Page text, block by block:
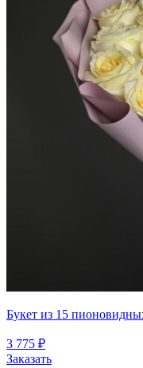
Букет из 15
3 775 ₽
Заказать